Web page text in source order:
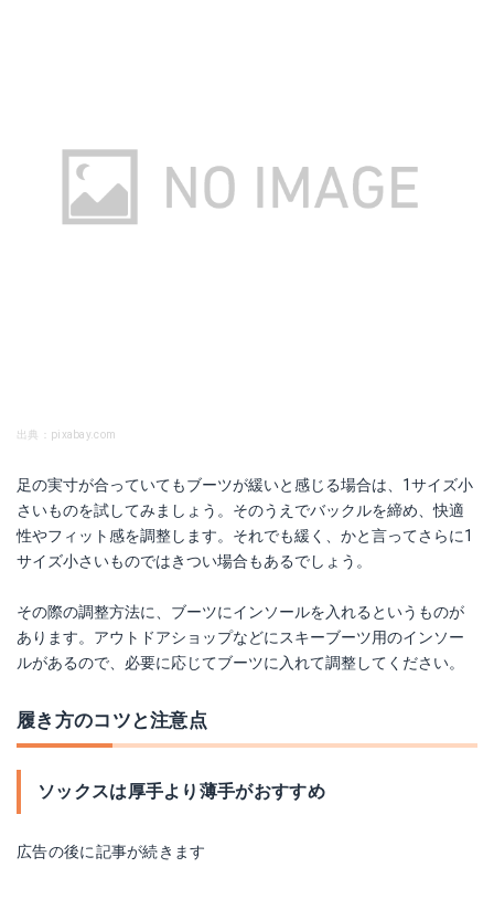
出典：pixabay.com
足の実寸が合っていてもブーツが緩いと感じる場合は、1サイズ小
さいものを試してみましょう。そのうえでバックルを締め、快適
性やフィット感を調整します。それでも緩く、かと言ってさらに1
サイズ小さいものではきつい場合もあるでしょう。
その際の調整方法に、ブーツにインソールを入れるというものが
あります。アウトドアショップなどにスキーブーツ用のインソー
ルがあるので、必要に応じてブーツに入れて調整してください。
履き方のコツと注意点
ソックスは厚手より薄手がおすすめ
広告の後に記事が続きます